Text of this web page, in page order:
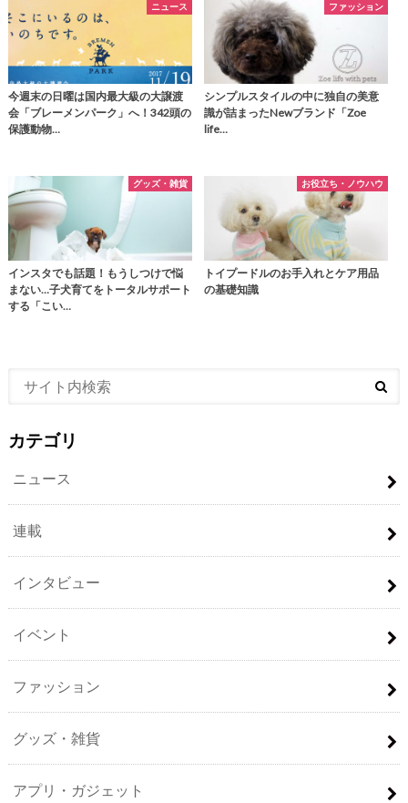
ニュース
今週末の日曜は国内最大級の大譲渡
会「ブレーメンパーク」へ！342頭の
保護動物…
ファッション
シンプルスタイルの中に独自の美意
識が詰まったNewブランド「Zoe
life…
グッズ・雑貨
インスタでも話題！もうしつけで悩
まない…子犬育てをトータルサポート
する「こい…
お役立ち・ノウハウ
トイプードルのお手入れとケア用品
の基礎知識
カテゴリ
ニュース
連載
インタビュー
イベント
ファッション
グッズ・雑貨
アプリ・ガジェット